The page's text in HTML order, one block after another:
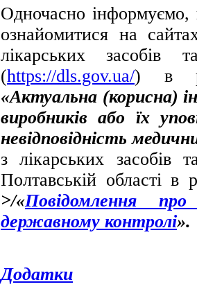
Одночасно
ознайомитися на
лікарських засобів
(https://dls.gov.ua/) в
«Актуальна (корисна)
виробників або їх
невідповідність
з лікарських засобів
Полтавській області в
>/«Повідомлення
державному контролі».
Додатки